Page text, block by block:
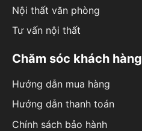
Nội thất văn phòng
Tư vấn nội thất
Chăm sóc khách hàng
Hướng dẫn mua hàng
Hướng dẫn thanh toán
Chính sách bảo hành